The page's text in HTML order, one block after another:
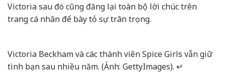
Victoria sau đó cũng đăng lại toàn bộ lời chúc trên
trang cá nhân để bày tỏ sự trân trọng.
Victoria Beckham và các thành viên Spice Girls vẫn giữ
tình bạn sau nhiều năm. (Ảnh: GettyImages). ↵